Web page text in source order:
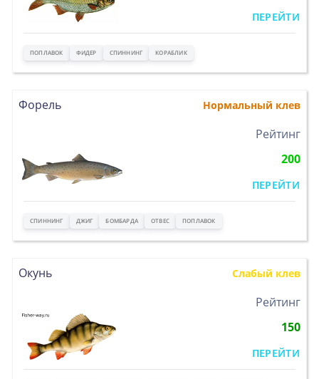
ПЕРЕЙТИ
ПОПЛАВОК ФИДЕР СПИННИНГ КОРАБЛИК
Форель Нормальный клев
Рейтинг
200
ПЕРЕЙТИ
СПИННИНГ ДЖИГ БОМБАРДА ОТВЕС ПОПЛАВОК
Окунь Слабый клев
Рейтинг
150
ПЕРЕЙТИ